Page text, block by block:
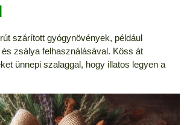
szárított gyógynövények, például
zsálya felhasználásával. Köss át
ünnepi szalaggal, hogy illatos legyen a